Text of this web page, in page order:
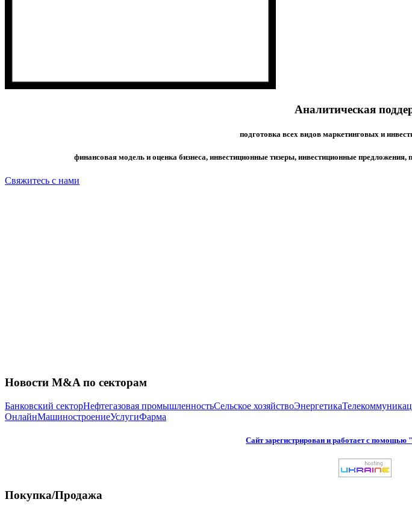
Аналитическая
подготовка всех видов маркетинговых и
финансовая модель и оценка бизнеса, инвестиционные тизеры, инвестиционные
Свяжитесь с нами
Новости M&A по секторам
Банковский секторНефтегазовая промышленностьСельское хозяйствоЭнергетика
ОнлайнМашиностроениеУслугиФарма
Сайт зарегистрирован и работает с помощью
Покупка/Продажа